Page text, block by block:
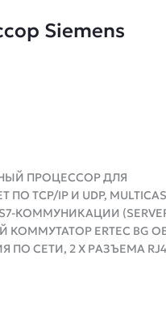
Siemens
ПРОЦЕССОР ДЛЯ
TCP/IP И UDP,
S7-КОММУНИКАЦИИ
КОММУТАТОР ERTEC BG
ПО СЕТИ, 2 X РАЗЪЕМА